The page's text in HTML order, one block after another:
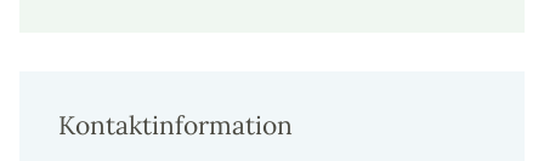
Kontaktinformation